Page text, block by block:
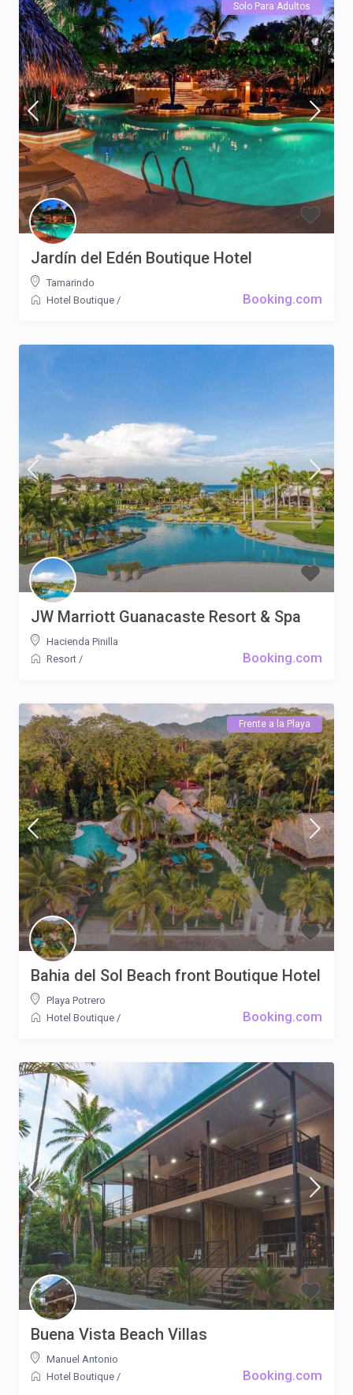
Solo Para Adultos
Booking.com
Jardín del Edén Boutique Hotel
Tamarindo
Hotel Boutique /
Booking.com
JW Marriott Guanacaste Resort & Spa
Hacienda Pinilla
Resort /
Frente a la Playa
Booking.com
Bahia del Sol Beach front Boutique Hotel
Playa Potrero
Hotel Boutique /
Booking.com
Buena Vista Beach Villas
Manuel Antonio
Hotel Boutique /